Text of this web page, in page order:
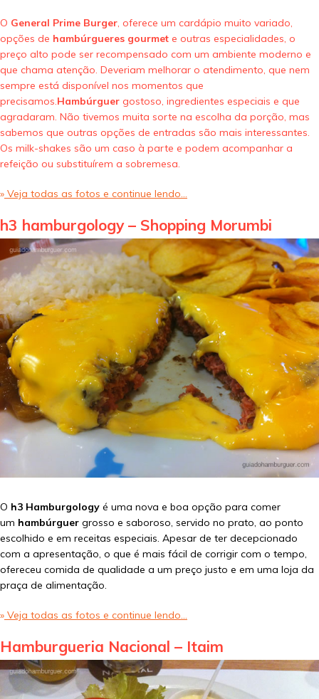
O General Prime Burger, oferece um cardápio muito variado,
opções de hambúrgueres gourmet e outras especialidades, o
preço alto pode ser recompensado com um ambiente moderno e
que chama atenção. Deveriam melhorar o atendimento, que nem
sempre está disponível nos momentos que
precisamos.Hambúrguer gostoso, ingredientes especiais e que
agradaram. Não tivemos muita sorte na escolha da porção, mas
sabemos que outras opções de entradas são mais interessantes.
Os milk-shakes são um caso à parte e podem acompanhar a
refeição ou substituírem a sobremesa.
» Veja todas as fotos e continue lendo…
h3 hamburgology – Shopping Morumbi
O h3 Hamburgology é uma nova e boa opção para comer
um hambúrguer grosso e saboroso, servido no prato, ao ponto
escolhido e em receitas especiais. Apesar de ter decepcionado
com a apresentação, o que é mais fácil de corrigir com o tempo,
ofereceu comida de qualidade a um preço justo e em uma loja da
praça de alimentação.
» Veja todas as fotos e continue lendo…
Hamburgueria Nacional – Itaim